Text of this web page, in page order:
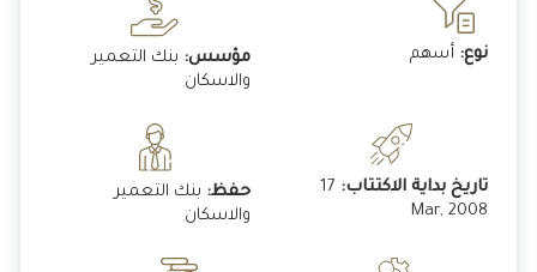
نوع: أسهم مؤسس: بنك التعمير
والاسكان
تاريخ بداية الاكتتاب: 17
Mar, 2008
حفظ: بنك التعمير
والاسكان